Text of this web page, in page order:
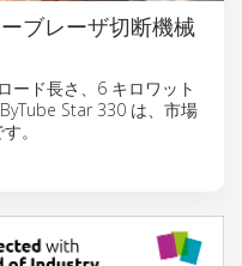
ブレーザ切断機械
ード長さ、6 キロワット
Star 330 は、市場
。